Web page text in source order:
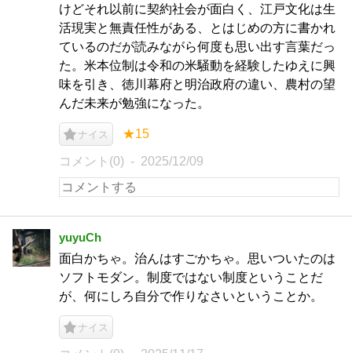
けどそれ以前に契約社会が面白く、江戸文化は生
活現実と無責任性がある、とはじめの方に書かれ
ているのだが読みながら何度も思い出す言葉だっ
た。米本位制は令和の米騒動を経験したゆえに興
味を引き、徳川幕府と明治政府の違い、農村の望
んだ未来が勉強になった。
ナイス ★15
コメント(0) 2025/12/09
yuyuCh
面白かちゃ。治んはすごかちゃ。思いついたのは
ソフトモダン。制度ではない制度ということだ
が、何にしろ自分で作りなさいということか。
ナイス